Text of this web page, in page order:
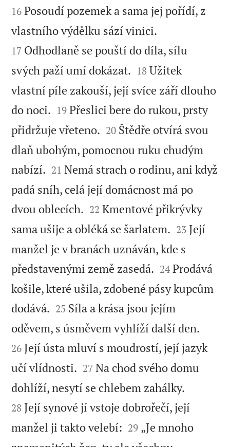
16 Posoudí pozemek a sama jej pořídí, z
vlastního výdělku sází vinici.
17 Odhodlaně se pouští do díla, sílu
svých paží umí dokázat. 

18 Užitek
vlastní píle zakouší, její svíce září dlouho
do noci. 

19 Přeslici bere do rukou, prsty
přidržuje vřeteno. 

20 Štědře otvírá svou
dlaň ubohým, pomocnou ruku chudým
nabízí. 

21 Nemá strach o rodinu, ani když
padá sníh, celá její domácnost má po
dvou oblecích. 

22 Kmentové přikrývky
sama ušije a obléká se šarlatem. 

23 Její
manžel je v branách uznáván, kde s
představenými země zasedá. 

24 Prodává
košile, které ušila, zdobené pásy kupcům
dodává. 

25 Síla a krása jsou jejím
oděvem, s úsměvem vyhlíží další den.
26 Její ústa mluví s moudrostí, její jazyk
učí vlídnosti. 

27 Na chod svého domu
dohlíží, nesytí se chlebem zahálky.
28 Její synové jí vstoje dobrořečí, její
manžel ji takto velebí: 

29 „Je mnoho